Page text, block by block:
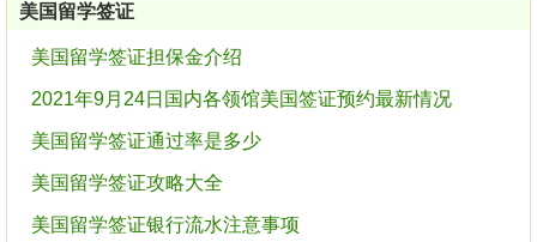
美国留学签证
美国留学签证担保金介绍
2021年9月24日国内各领馆美国签证预约最新情况
美国留学签证通过率是多少
美国留学签证攻略大全
美国留学签证银行流水注意事项